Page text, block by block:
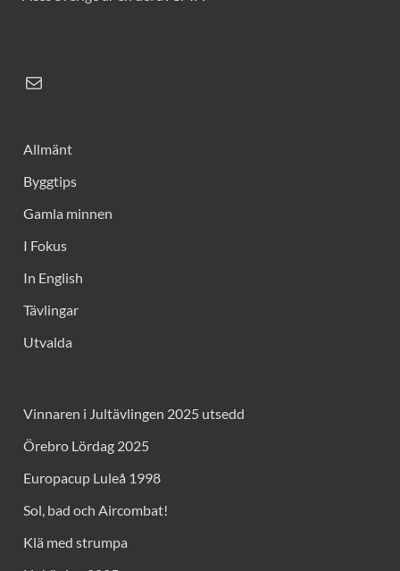
Allmänt
Byggtips
Gamla minnen
I Fokus
In English
Tävlingar
Utvalda
Vinnaren i Jultävlingen 2025 utsedd
Örebro Lördag 2025
Europacup Luleå 1998
Sol, bad och Aircombat!
Klä med strumpa